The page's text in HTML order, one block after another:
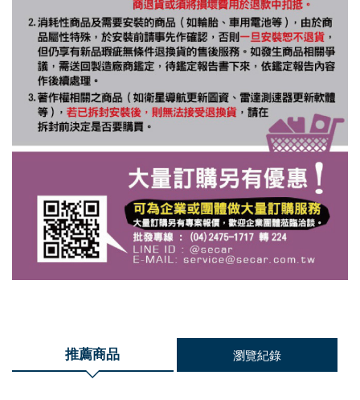
推薦商品 瀏覽紀錄